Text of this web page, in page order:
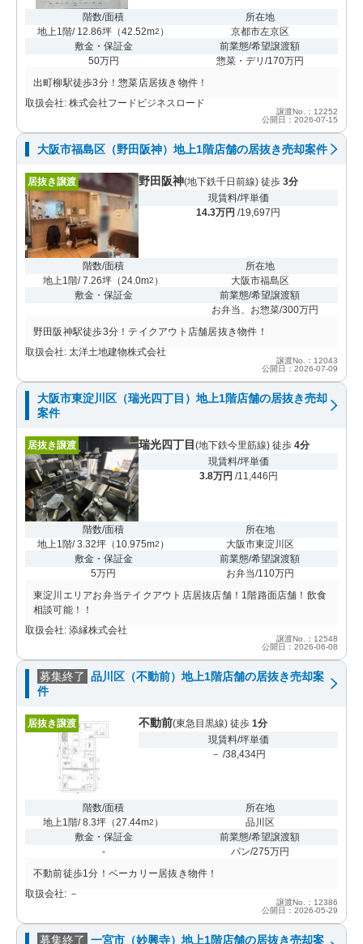
階数/面積
地上1階/ 12.86坪 （42.52m2 ）
所在地
京都市左京区
敷金・保証金
50万円
前業態/希望譲渡額
惣菜・デリ/170万円
出町柳駅徒歩3分！惣菜店居抜き物件！
取扱会社: 株式会社フードビジネスロード
譲渡No.：12252
公開日：2026-07-15
大阪市福島区（野田阪神）地上1階店舗の居抜き売却案件
居抜き譲渡 野田阪神(地下鉄千日前線) 徒歩 3分
現賃料/坪単価
14.3万円 /19,697円
階数/面積
地上1階/ 7.26坪 （24.0m2 ）
所在地
大阪市福島区
敷金・保証金
前業態/希望譲渡額
お弁当、お惣菜/300万円
野田阪神駅徒歩3分！テイクアウト店舗居抜き物件！
取扱会社: 太洋土地建物株式会社
譲渡No.：12043
公開日：2026-07-09
大阪市東淀川区（瑞光四丁目）地上1階店舗の居抜き売却
案件
居抜き譲渡 瑞光四丁目 (地下鉄今里筋線) 徒歩 4分
現賃料/坪単価
3.8万円 /11,446円
階数/面積
地上1階/ 3.32坪 （ 10.975m2 ）
所在地
大阪市東淀川区
敷金・保証金
5万円
前業態/希望譲渡額
お弁当/110万円
東淀川エリアお弁当テイクアウト店居抜店舗！1階路面店舗！飲食
相談可能！！
取扱会社: 添縁株式会社
譲渡No.：12548
公開日：2026-06-08
募集終了 品川区（不動前）地上1階店舗の居抜き売却案
件
居抜き譲渡 不動前(東急目黒線) 徒歩 1分
現賃料/坪単価
－ /38,434円
階数/面積
地上1階/ 8.3坪 （27.44m2 ）
所在地
品川区
敷金・保証金
-
前業態/希望譲渡額
パン/275万円
不動前徒歩1分！ベーカリー居抜き物件！
取扱会社: －
譲渡No.：12386
公開日：2026-05-29
募集終了 一宮市（妙興寺）地上1階店舗の居抜き売却案